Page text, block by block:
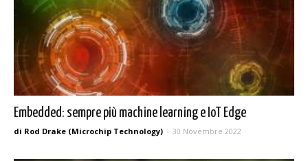
Embedded: sempre più machine learning e IoT Edge
di Rod Drake (Microchip Technology) - 30 Novembre 2022